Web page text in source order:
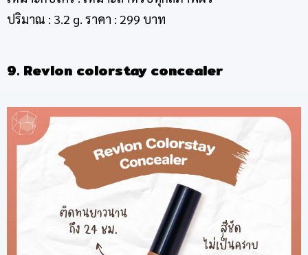
ปริมาณ : 3.2 g. ราคา : 299 บาท
9. Revlon colorstay concealer